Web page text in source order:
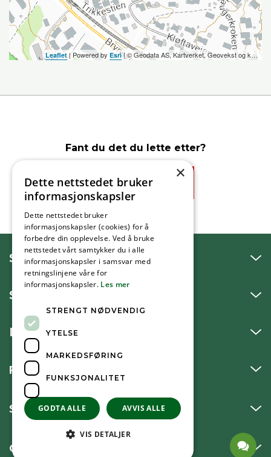
Leaflet| Powered by Esri| ©️ Geodata AS, Kartverket, Geovekst og kommunene, OpenStreetMap
Fant du det du lette etter?
Ja
SNAKK MED OSS
SKRIV TIL OSS
BESØK OSS
FØLG OSS
SNARVEIER
OM KOMMUNEN
×
Dette nettstedet bruker
informasjonskapsler
Dette nettstedet bruker
informasjonskapsler (cookies) for å
forbedre din opplevelse. Ved å bruke
nettstedet vårt samtykker du i alle
informasjonskapsler i samsvar med
retningslinjene våre for
informasjonskapsler. Les mer
STRENGT NØDVENDIG
YTELSE
MARKEDSFØRING
FUNKSJONALITET
GODTA ALLE AVVIS ALLE
VIS DETALJER